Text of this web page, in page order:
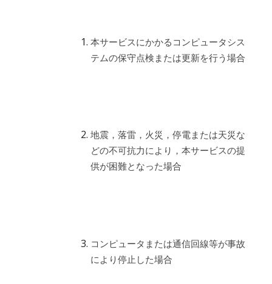
本サービスにかかるコンピュータシス
テムの保守点検または更新を行う場合
地震，落雷，火災，停電または天災な
どの不可抗力により，本サービスの提
供が困難となった場合
コンピュータまたは通信回線等が事故
により停止した場合